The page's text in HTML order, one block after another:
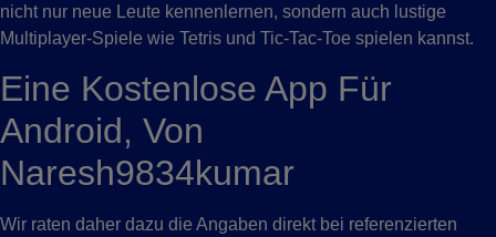
nicht nur neue Leute kennenlernen, sondern auch lustige
Multiplayer-Spiele wie Tetris und Tic-Tac-Toe spielen kannst.
Eine Kostenlose App Für
Android, Von
Naresh9834kumar
Wir raten daher dazu die Angaben direkt bei referenzierten